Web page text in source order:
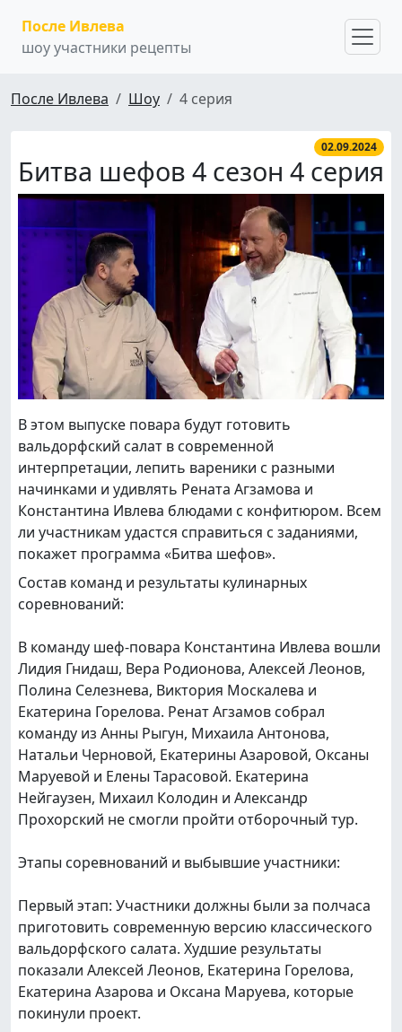
После Ивлева
шоу участники рецепты
После Ивлева Шоу 4 серия
02.09.2024
Битва шефов 4 сезон 4 серия
В этом выпуске повара будут готовить
вальдорфский салат в современной
интерпретации, лепить вареники с разными
начинками и удивлять Рената Агзамова и
Константина Ивлева блюдами с конфитюром. Всем
ли участникам удастся справиться с заданиями,
покажет программа «Битва шефов».
Состав команд и результаты кулинарных
соревнований:
В команду шеф-повара Константина Ивлева вошли
Лидия Гнидаш, Вера Родионова, Алексей Леонов,
Полина Селезнева, Виктория Москалева и
Екатерина Горелова. Ренат Агзамов собрал
команду из Анны Рыгун, Михаила Антонова,
Натальи Черновой, Екатерины Азаровой, Оксаны
Маруевой и Елены Тарасовой. Екатерина
Нейгаузен, Михаил Колодин и Александр
Прохорский не смогли пройти отборочный тур.
Этапы соревнований и выбывшие участники:
Первый этап: Участники должны были за полчаса
приготовить современную версию классического
вальдорфского салата. Худшие результаты
показали Алексей Леонов, Екатерина Горелова,
Екатерина Азарова и Оксана Маруева, которые
покинули проект.